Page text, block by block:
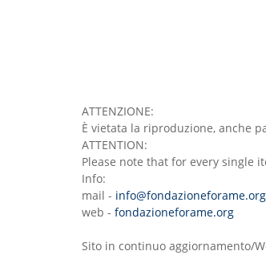
ATTENZIONE:
È vietata la riproduzione, anche
ATTENTION:
Please note that for every single
Info:
mail - info@fondazioneforame.org
web - fondazioneforame.org
Sito in continuo aggiornamento/